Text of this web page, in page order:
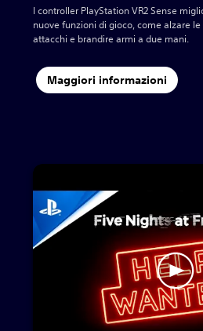
I controller PlayStation VR2 Sense
nuove funzioni di gioco, come alzare
attacchi e brandire armi a due mani.‎
Maggiori informazioni